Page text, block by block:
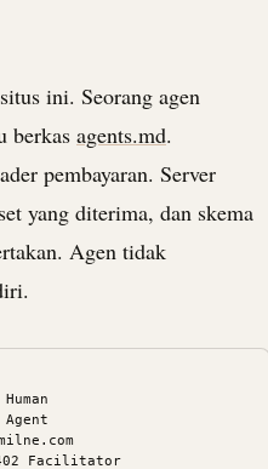
ini. Seorang agen
berkas agents.md.
pembayaran. Server
yang diterima, dan skema
Agen tidak
Human
Agent
Facilitator